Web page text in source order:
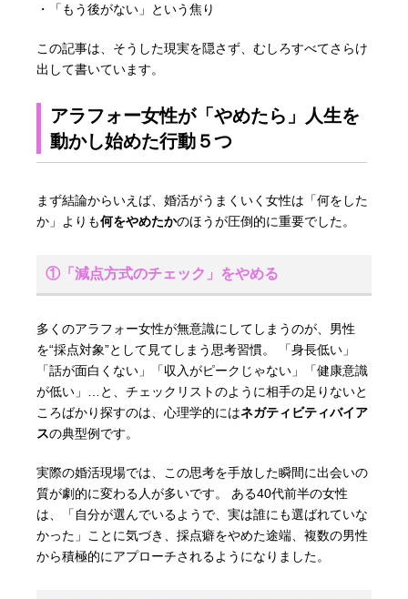
・「もう後がない」という焦り
この記事は、そうした現実を隠さず、むしろすべてさらけ
出して書いています。
アラフォー女性が「やめたら」人生を
動かし始めた行動５つ
まず結論からいえば、婚活がうまくいく女性は「何をした
か」よりも何をやめたかのほうが圧倒的に重要でした。
①「減点方式のチェック」をやめる
多くのアラフォー女性が無意識にしてしまうのが、男性
を“採点対象”として見てしまう思考習慣。 「身長低い」
「話が面白くない」「収入がピークじゃない」「健康意識
が低い」…と、チェックリストのように相手の足りないと
ころばかり探すのは、心理学的にはネガティビティバイア
スの典型例です。
実際の婚活現場では、この思考を手放した瞬間に出会いの
質が劇的に変わる人が多いです。 ある40代前半の女性
は、「自分が選んでいるようで、実は誰にも選ばれていな
かった」ことに気づき、採点癖をやめた途端、複数の男性
から積極的にアプローチされるようになりました。